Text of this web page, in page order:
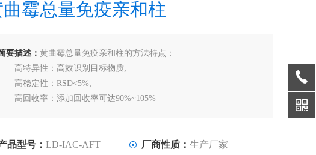
霉总量免疫亲和柱
要描述： 黄曲霉总量免疫亲和柱的方法特点：
高特异性：高效识别目标物质;
高稳定性：RSD<5%;
高回收率：添加回收率可达90%~105%
品型号： LD-IAC-AFT 厂商性质： 生产厂家